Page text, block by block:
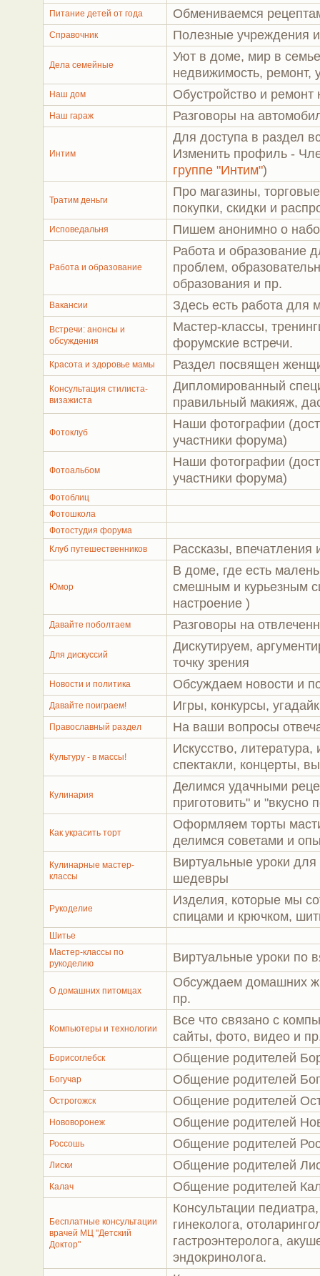
Питание детей от года Обмениваемся
Справочник Полезные учреждения
Дела семейные
Уют в доме, мир в
недвижимость, ремонт,
Наш дом Обустройство и
Наш гараж Разговоры на
Интим
Для доступа в раздел
Изменить профиль -
группе "Интим")
Тратим деньги
Про магазины,
покупки, скидки и
Исповедальня Пишем анонимно о
Работа и образование
Работа и образование
проблем,
образования и пр.
Вакансии Здесь есть работа для
Встречи: анонсы и
обсуждения
Мастер-классы,
форумские встречи.
Красота и здоровье мамы Раздел посвящен
Консультация стилиста-
визажиста
Дипломированный
правильный макияж,
Фотоклуб
Наши фотографии
участники форума)
Фотоальбом
Наши фотографии
участники форума)
Фотоблиц
Фотошкола
Фотостудия форума
Клуб путешественников
Рассказы, впечатления
Юмор
В доме, где есть
смешным и курьезным
настроение )
Давайте поболтаем Разговоры на
Для дискусcий
Дискутируем,
точку зрения
Новости и политика Обсуждаем новости и
Давайте поиграем! Игры, конкурсы,
Православный раздел На ваши вопросы
Культуру - в массы!
Искусство,
спектакли, концерты,
Кулинария
Делимся удачными
приготовить" и "вкусно
Как украсить торт
Оформляем торты
делимся советами и
Кулинарные мастер-
классы
Виртуальные уроки
шедевры
Рукоделие
Изделия, которые мы
спицами и крючком,
Шитье
Мастер-классы по
рукоделию
Виртуальные уроки по
О домашних питомцах
Обсуждаем домашних
пр.
Компьютеры и технологии
Все что связано с
сайты, фото, видео и
Борисоглебск Общение родителей
Богучар Общение родителей
Острогожск Общение родителей
Нововоронеж Общение родителей
Россошь Общение родителей
Лиски Общение родителей
Калач Общение родителей
Бесплатные консультации
врачей МЦ "Детский
Доктор"
Консультации
гинеколога,
гастроэнтеролога,
эндокринолога.